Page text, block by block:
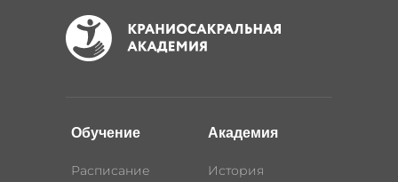
Академия
История
Обучение
Расписание